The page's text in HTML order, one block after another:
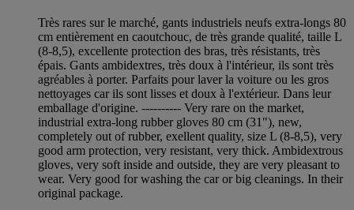
Très rares sur le marché, gants industriels neufs extra-longs 80
cm entièrement en caoutchouc, de très grande qualité, taille L
(8-8,5), excellente protection des bras, très résistants, très
épais. Gants ambidextres, très doux à l'intérieur, ils sont très
agréables à porter. Parfaits pour laver la voiture ou les gros
nettoyages car ils sont lisses et doux à l'extérieur. Dans leur
emballage d'origine. ---------- Very rare on the market,
industrial extra-long rubber gloves 80 cm (31"), new,
completely out of rubber, exellent quality, size L (8-8,5), very
good arm protection, very resistant, very thick. Ambidextrous
gloves, very soft inside and outside, they are very pleasant to
wear. Very good for washing the car or big cleanings. In their
original package.